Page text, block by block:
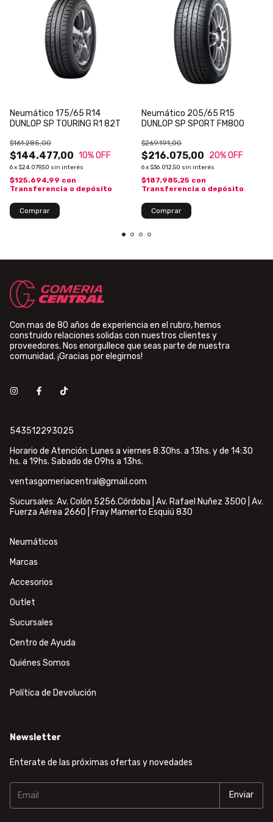
Neumático 175/65 R14
DUNLOP SP TOURING R1 82T
$144.477,00
$161.285,00
10% OFF
6x $24.079,50 sin interés
$125.694,99 con
Transferencia o depósito
Comprar
Neumático 205/65 R15
DUNLOP SP SPORT FM800
$216.075,00
$269.191,00
20% OFF
6x $36.012,50 sin interés
$187.985,25 con
Transferencia o depósito
Comprar
Con mas de 80 años de experiencia en el rubro, hemos
construido relaciones solidas con nuestros clientes y
proveedores. Nos enorgullece que seas parte de nuestra
comunidad. ¡Gracias por elegirnos!
543512293025
Horario de Atención: Lunes a viernes 8:30hs. a 13hs. y de 14:30
hs. a 19hs. Sabado de 09hs a 13hs.
ventasgomeriacentral@gmail.com
Sucursales: Av. Colón 5256.Córdoba | Av. Rafael Nuñez 3500 | Av.
Fuerza Aérea 2660 | Fray Mamerto Esquiú 830
Neumáticos
Marcas
Accesorios
Outlet
Sucursales
Centro de Ayuda
Quiénes Somos
Política de Devolución
Newsletter
Enterate de las próximas ofertas y novedades